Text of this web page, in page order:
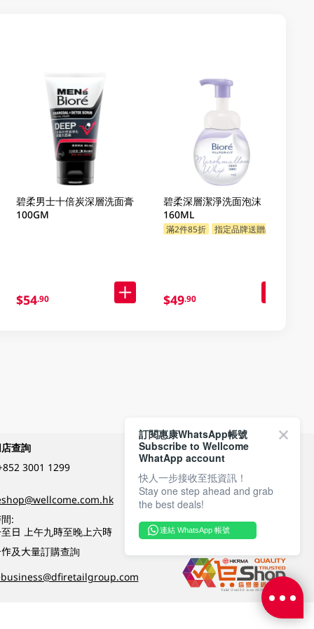
碧柔男士十倍炭深層洗面膏
100GM
$54.90
碧柔深層潔淨洗面泡沫
160ML
滿2件85折 指定品牌送贈品
$49.90
查詢
3001 1299
:
日 上午九時至晚上六時
及大量訂購查詢
付款方式
關注我們
訂閱惠康WhatsApp帳號
Subscribe to Wellcome
WhatApp account
快人一步接收至抵資訊！
Stay one step ahead and grab
the best deals!
連結 WhatsApp 帳號